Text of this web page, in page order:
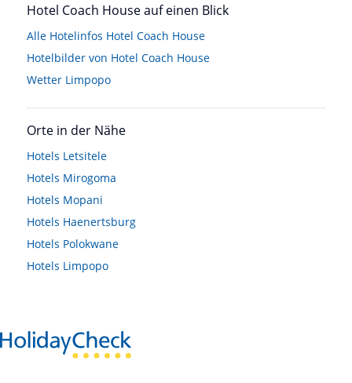
Hotel Coach House auf einen Blick
Alle Hotelinfos Hotel Coach House
Hotelbilder von Hotel Coach House
Wetter Limpopo
Orte in der Nähe
Hotels Letsitele
Hotels Mirogoma
Hotels Mopani
Hotels Haenertsburg
Hotels Polokwane
Hotels Limpopo